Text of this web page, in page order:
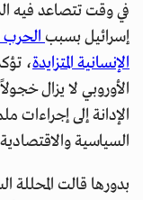
في وقت تتصاعد فيه
إسرائيل بسببالحرب
الإنسانية المتزايدة،
الأوروبي لا يزال
الإدانة إلى إجراءات
السياسية
بدورها قالت المحللة